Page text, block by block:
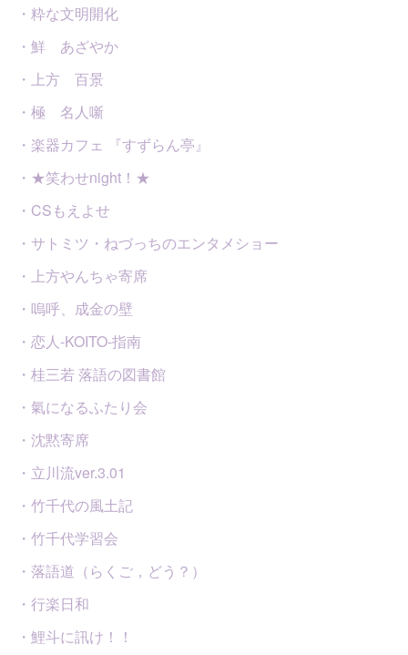
・粋な文明開化
・鮮 あざやか
・上方 百景
・極 名人噺
・楽器カフェ 『すずらん亭』
・★笑わせnight！★
・CSもえよせ
・サトミツ・ねづっちのエンタメショー
・上方やんちゃ寄席
・嗚呼、成金の壁
・恋人-KOITO-指南
・桂三若 落語の図書館
・氣になるふたり会
・沈黙寄席
・立川流ver.3.01
・竹千代の風土記
・竹千代学習会
・落語道（らくご，どう？）
・行楽日和
・鯉斗に訊け！！